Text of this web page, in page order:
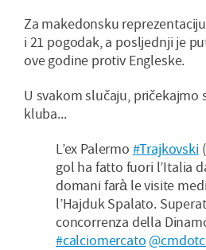
Za makedonsku
i 21 pogodak, a posljednji je
ove godine protiv Engleske.
U svakom slučaju, pričekajmo
kluba...
L’ex Palermo #Trajkovski
gol ha fatto fuori l’Italia
domani farà le visite
l’Hajduk Spalato.
concorrenza della
#calciomercato